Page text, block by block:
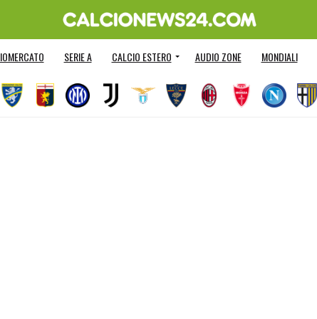
SERIE A CALCIO ESTERO AUDIO ZONE MONDIALI